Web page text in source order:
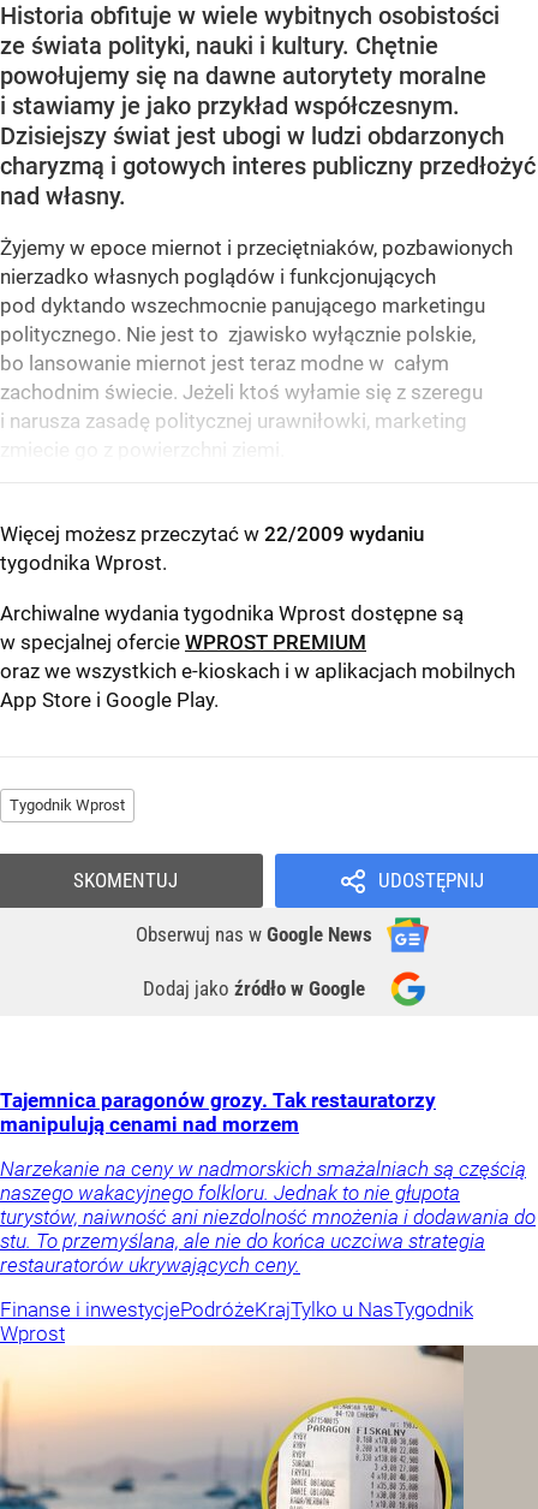
Historia obfituje w wiele wybitnych osobistości
ze świata polityki, nauki i kultury. Chętnie
powołujemy się na dawne autorytety moralne
i stawiamy je jako przykład współczesnym.
Dzisiejszy świat jest ubogi w ludzi obdarzonych
charyzmą i gotowych interes publiczny przedłożyć
nad własny.
Żyjemy w epoce miernot i przeciętniaków, pozbawionych
nierzadko własnych poglądów i funkcjonujących
pod dyktando wszechmocnie panującego marketingu
politycznego. Nie jest to zjawisko wyłącznie polskie,
bo lansowanie miernot jest teraz modne w całym
zachodnim świecie. Jeżeli ktoś wyłamie się z szeregu
i narusza zasadę politycznej urawniłowki, marketing
Więcej możesz przeczytać w 22/2009 wydaniu
tygodnika Wprost.
Archiwalne wydania tygodnika Wprost dostępne są
w specjalnej ofercie WPROST PREMIUM
oraz we wszystkich e-kioskach i w aplikacjach mobilnych
App Store i Google Play.
Tygodnik Wprost
UDOSTĘPNIJ
Obserwuj nas w Google News
Dodaj jako źródło w Google
SKOMENTUJ
Tajemnica paragonów grozy. Tak restauratorzy
manipulują cenami nad morzem
Narzekanie na ceny w nadmorskich smażalniach są częścią
naszego wakacyjnego folkloru. Jednak to nie głupota
turystów, naiwność ani niezdolność mnożenia i dodawania do
stu. To przemyślana, ale nie do końca uczciwa strategia
restauratorów ukrywających ceny.
Finanse i inwestycjePodróżeKrajTylko u NasTygodnik
Wprost